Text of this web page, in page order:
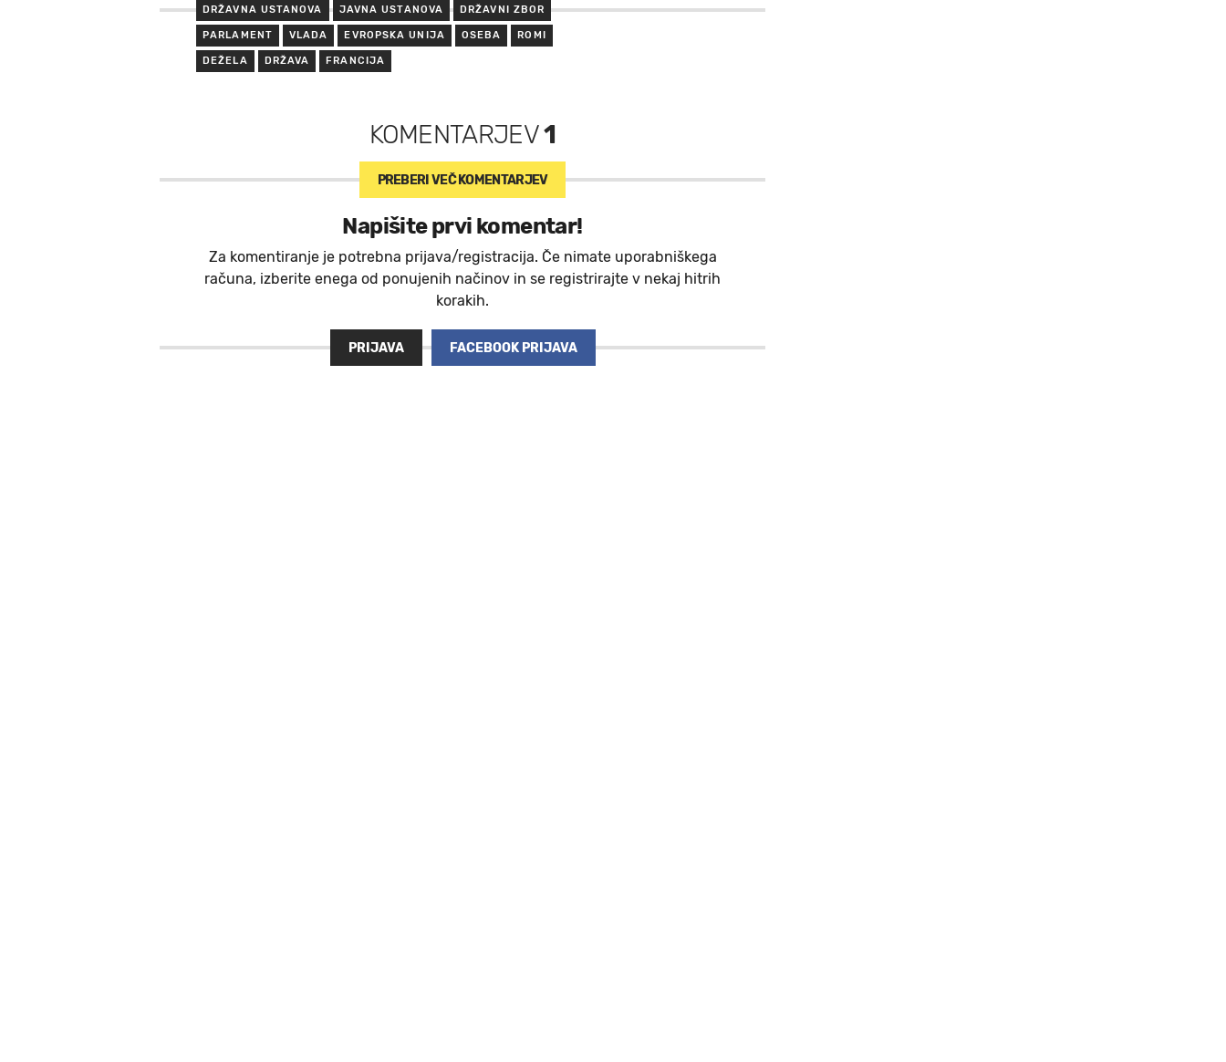
DRŽAVNA USTANOVA JAVNA USTANOVA DRŽAVNI ZBOR
PARLAMENT VLADA EVROPSKA UNIJA OSEBA ROMI
DEŽELA DRŽAVA FRANCIJA
KOMENTARJEV1
PREBERI VEČ KOMENTARJEV
Napišite prvi komentar!
Za komentiranje je potrebna prijava/registracija. Če nimate uporabniškega
računa, izberite enega od ponujenih načinov in se registrirajte v nekaj hitrih
korakih.
PRIJAVA FACEBOOK PRIJAVA